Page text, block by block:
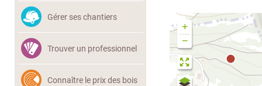
Gérer ses chantiers
Trouver un professionnel
Connaître le prix des bois
+
−